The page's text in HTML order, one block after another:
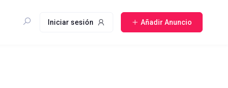
Iniciar sesión Añadir Anuncio